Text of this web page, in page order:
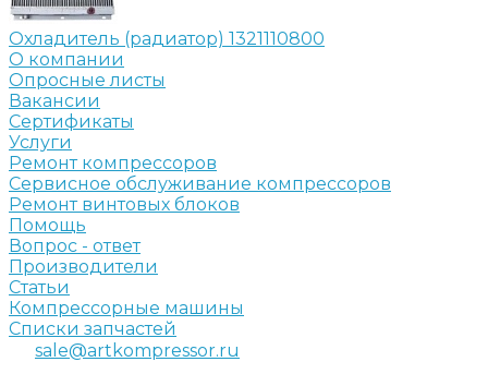
Охладитель (радиатор) 1321110800
О компании
Опросные листы
Вакансии
Сертификаты
Услуги
Ремонт компрессоров
Сервисное обслуживание компрессоров
Ремонт винтовых блоков
Помощь
Вопрос - ответ
Производители
Статьи
Компрессорные машины
Списки запчастей
sale@artkompressor.ru